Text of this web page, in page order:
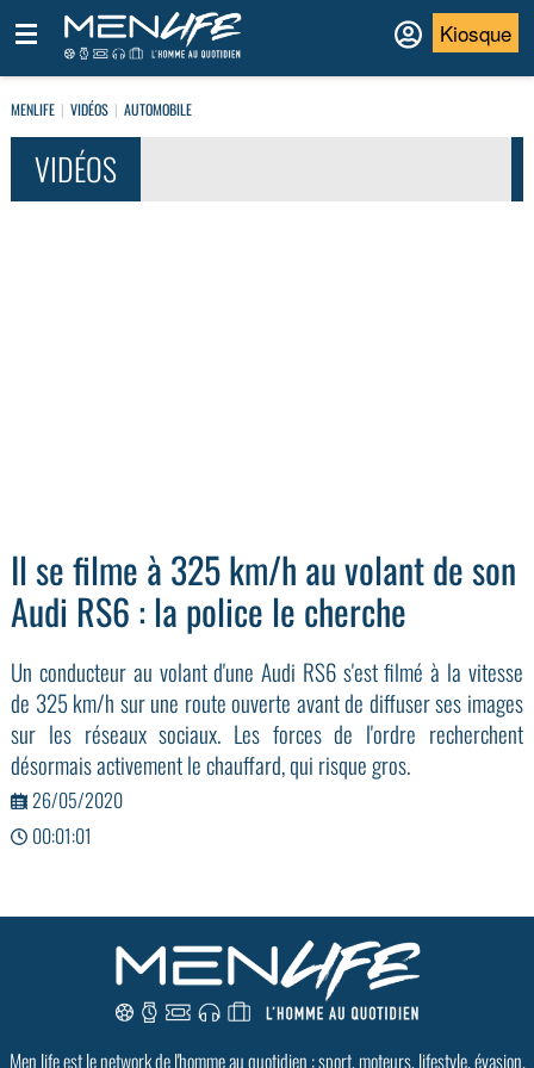
Kiosque
MENLIFE VIDÉOS AUTOMOBILE
VIDÉOS
Il se filme à 325 km/h au volant de son
Audi RS6 : la police le cherche
Un conducteur au volant d'une Audi RS6 s'est filmé à la vitesse
de 325 km/h sur une route ouverte avant de diffuser ses images
sur les réseaux sociaux. Les forces de l'ordre recherchent
désormais activement le chauffard, qui risque gros.
26/05/2020
00:01:01
Men life est le network de l'homme au quotidien : sport, moteurs, lifestyle, évasion,